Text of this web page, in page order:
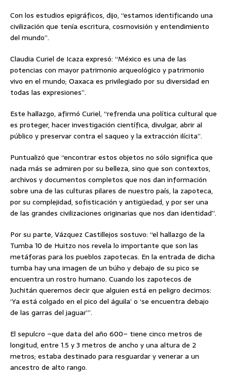
Con los estudios epigráficos, dijo, “estamos identificando una
civilización que tenía escritura, cosmovisión y entendimiento
del mundo”.
Claudia Curiel de Icaza expresó: “México es una de las
potencias con mayor patrimonio arqueológico y patrimonio
vivo en el mundo; Oaxaca es privilegiado por su diversidad en
todas las expresiones”.
Este hallazgo, afirmó Curiel, “refrenda una política cultural que
es proteger, hacer investigación científica, divulgar, abrir al
público y preservar contra el saqueo y la extracción ilícita”.
Puntualizó que “encontrar estos objetos no sólo significa que
nada más se admiren por su belleza, sino que son contextos,
archivos y documentos completos que nos dan información
sobre una de las culturas pilares de nuestro país, la zapoteca,
por su complejidad, sofisticación y antigüedad, y por ser una
de las grandes civilizaciones originarias que nos dan identidad”.
Por su parte, Vázquez Castillejos sostuvo: “el hallazgo de la
Tumba 10 de Huitzo nos revela lo importante que son las
metáforas para los pueblos zapotecas. En la entrada de dicha
tumba hay una imagen de un búho y debajo de su pico se
encuentra un rostro humano. Cuando los zapotecos de
Juchitán queremos decir que alguien está en peligro decimos:
‘Ya está colgado en el pico del águila’ o ‘se encuentra debajo
de las garras del jaguar’”.
El sepulcro –que data del año 600– tiene cinco metros de
longitud, entre 1.5 y 3 metros de ancho y una altura de 2
metros; estaba destinado para resguardar y venerar a un
ancestro de alto rango.